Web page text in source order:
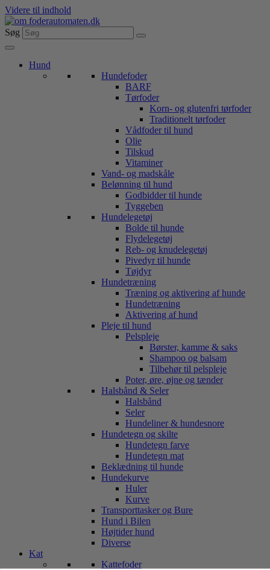
Videre til indhold
Søg
Hund
Hundefoder
BARF
Tørfoder
Korn- og glutenfri tørfoder
Traditionelt tørfoder
Vådfoder til hund
Olie
Tilskud
Vitaminer
Vand- og madskåle
Belønning til hund
Godbidder til hunde
Tyggeben
Hundelegetøj
Bolde til hunde
Flydelegetøj
Reb- og knudelegetøj
Pivedyr til hunde
Tøjdyr
Hundetræning
Træning og aktivering af hunde
Hundetræning
Aktivering af hund
Pleje til hund
Pelspleje
Børster, kamme & saks
Shampoo og balsam
Tilbehør til pelspleje
Poter, øre, øjne og tænder
Halsbånd & Seler
Halsbånd
Seler
Hundeliner & hundesnore
Hundetegn og skilte
Hundetegn farve
Hundetegn mat
Beklædning til hunde
Hundekurve
Huler
Kurve
Transporttasker og Bure
Hund i Bilen
Højtider hund
Diverse
Kat
Kattefoder